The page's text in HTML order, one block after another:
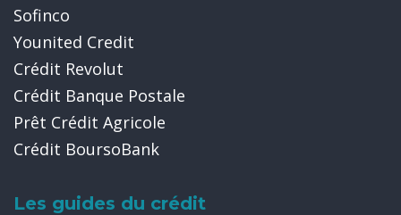
Sofinco
Younited Credit
Crédit Revolut
Crédit Banque Postale
Prêt Crédit Agricole
Crédit BoursoBank
Les guides du crédit